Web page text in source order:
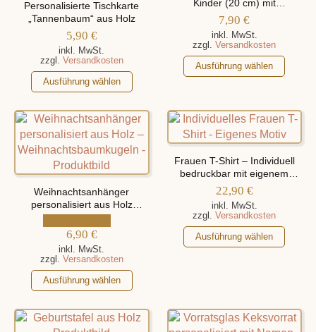
können
Produktseite
gewählt
werden
der
Produktseite
gewählt
Personalisierte Tischkarte
„Tannenbaum“ aus Holz
5,90 €
inkl. MwSt.
zzgl. Versandkosten
Ausführung wählen
Dieses
Produkt
weist
mehrere
Varianten
auf.
Die
Optionen
können
auf
Produktseite
gewählt
werden
Kinder (20 cm) mit
verschiedenen Motiven
7,90€
inkl. MwSt.
zzgl.Versandkosten
Ausführung wählen
Dieses
Produkt
mehrere
Varianten
auf.
Optionen
können
der
Produktseite
gewählt
Weihnachtsanhänger
personalisiert aus Holz
„Weihnachtsbaumkugeln“
6,90 €
inkl. MwSt.
zzgl. Versandkosten
Ausführung wählen
Dieses
Produkt
weist
mehrere
Frauen T-Shirt – Individuell
bedruckbar mit eigenem
Motiv
22,90 €
inkl. MwSt.
zzgl.Versandkosten
Ausführung wählen
Dieses
Produkt
auf.